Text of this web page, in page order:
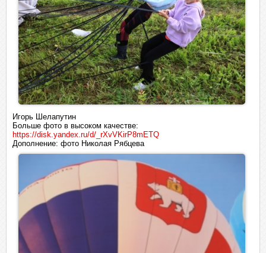
Игорь Шелапутин
Больше фото в высоком качестве:
https://disk.yandex.ru/d/_rXvVKirP8mETQ
Дополнение: фото Николая Рябцева